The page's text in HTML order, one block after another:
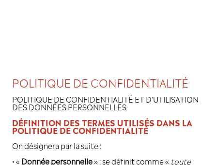
POLITIQUE DE
POLITIQUE DE CONFIDENTIALITÉ ET
DES DONNÉES PERSONNELLES